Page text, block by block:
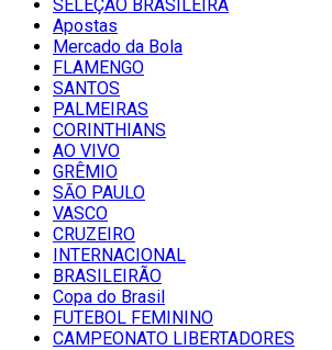
SELEÇÃO BRASILEIRA
Apostas
Mercado da Bola
FLAMENGO
SANTOS
PALMEIRAS
CORINTHIANS
AO VIVO
GRÊMIO
SĀO PAULO
VASCO
CRUZEIRO
INTERNACIONAL
BRASILEIRÃO
Copa do Brasil
FUTEBOL FEMININO
CAMPEONATO LIBERTADORES